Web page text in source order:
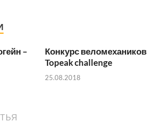
–
Конкурс веломехаников
Topeak challenge
25.08.2018